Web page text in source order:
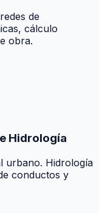
de
cálculo
obra.
Hidrología
urbano. Hidrología
conductos y